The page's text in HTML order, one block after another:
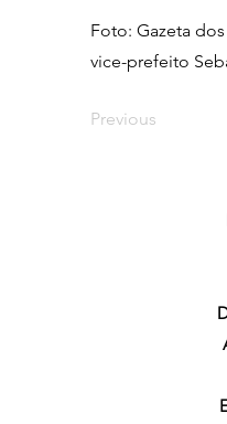
Foto: Gazeta
vice-prefeito
Previous